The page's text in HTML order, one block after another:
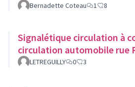
Bernadette Coteau 1 8
Signalétique circulation à
circulation automobile rue
LETREGUILLY 0 3